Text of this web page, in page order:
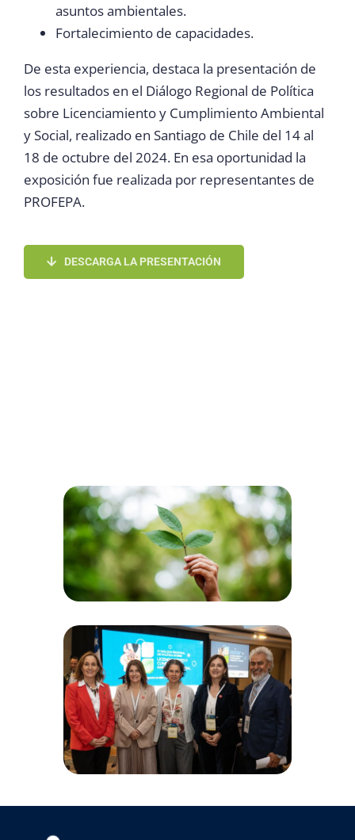
asuntos ambientales.
Fortalecimiento de capacidades.
De esta experiencia, destaca la presentación de
los resultados en el Diálogo Regional de Política
sobre Licenciamiento y Cumplimiento Ambiental
y Social, realizado en Santiago de Chile del 14 al
18 de octubre del 2024. En esa oportunidad la
exposición fue realizada por representantes de
PROFEPA.
DESCARGA LA PRESENTACIÓN